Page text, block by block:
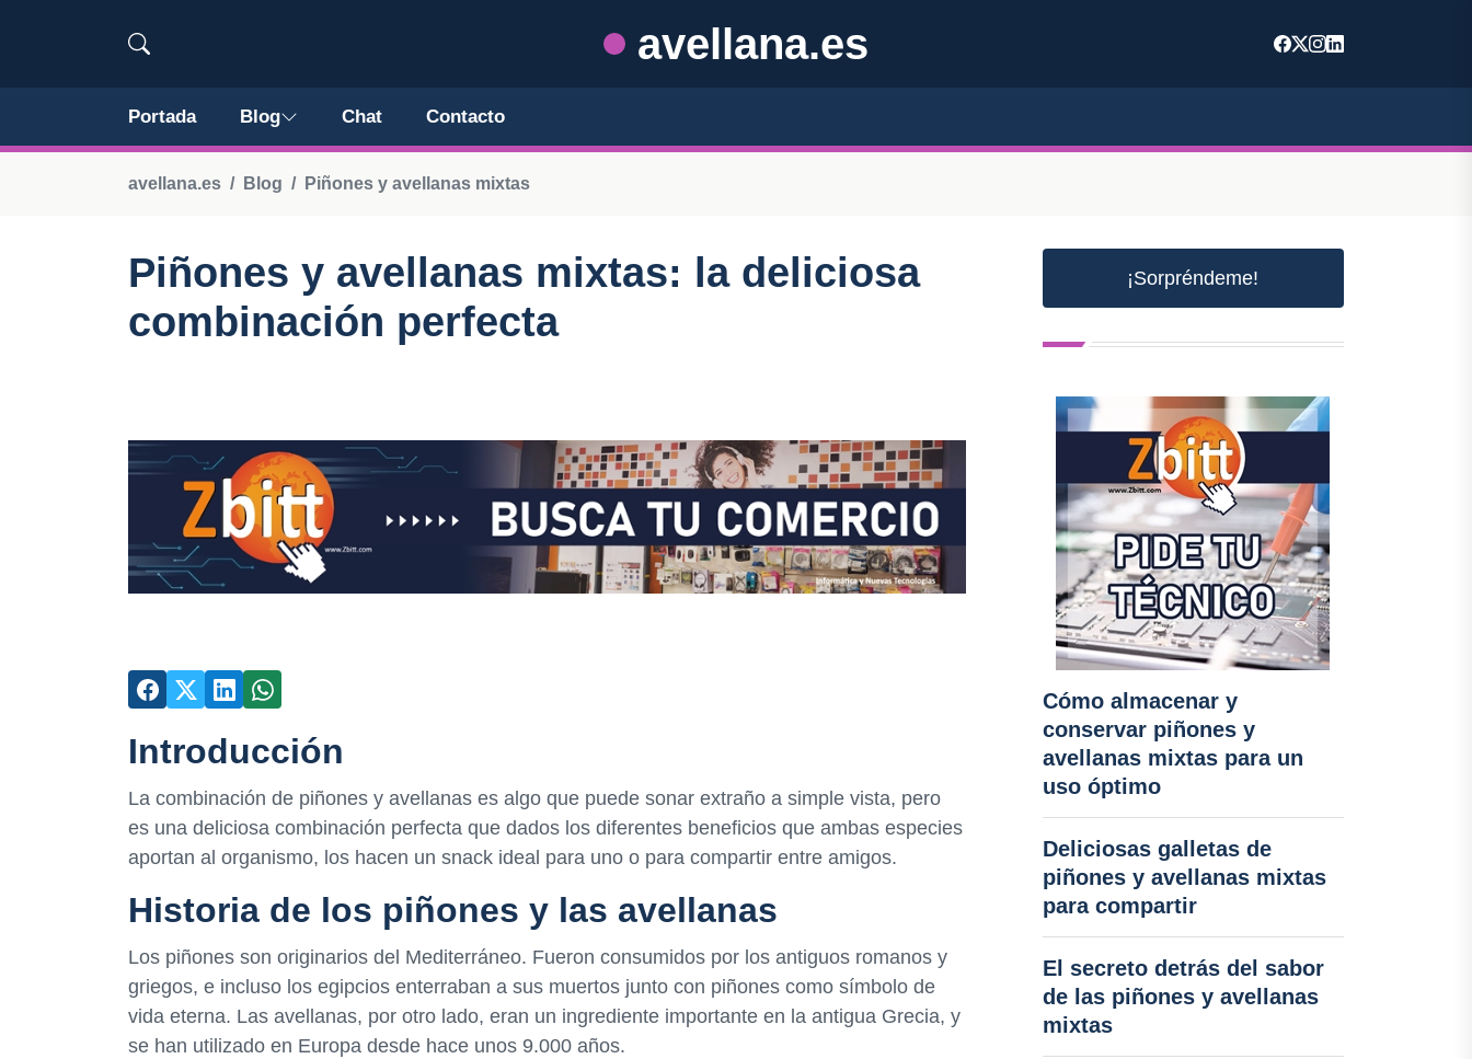
avellana.es
Portada Blog Chat Contacto
avellana.es Blog Piñones y avellanas mixtas
Piñones y avellanas mixtas: la deliciosa
combinación perfecta
Introducción
La combinación de piñones y avellanas es algo que puede sonar extraño a simple vista, pero
es una deliciosa combinación perfecta que dados los diferentes beneficios que ambas especies
aportan al organismo, los hacen un snack ideal para uno o para compartir entre amigos.
Historia de los piñones y las avellanas
Los piñones son originarios del Mediterráneo. Fueron consumidos por los antiguos romanos y
griegos, e incluso los egipcios enterraban a sus muertos junto con piñones como símbolo de
vida eterna. Las avellanas, por otro lado, eran un ingrediente importante en la antigua Grecia, y
se han utilizado en Europa desde hace unos 9.000 años.
¡Sorpréndeme!
Cómo almacenar y
conservar piñones y
avellanas mixtas para un
uso óptimo
Deliciosas galletas de
piñones y avellanas mixtas
para compartir
El secreto detrás del sabor
de las piñones y avellanas
mixtas